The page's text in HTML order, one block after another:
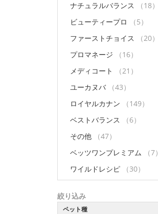
ナチュラルバランス
（18）
ビューティープロ
（5）
ファーストチョイス
（20）
プロマネージ
（16）
メディコート
（21）
ユーカヌバ
（43）
ロイヤルカナン
（149）
ベストバランス
（6）
その他
（47）
ベッツワンプレミアム
（7）
ワイルドレシピ
（30）
絞り込み
ペット種